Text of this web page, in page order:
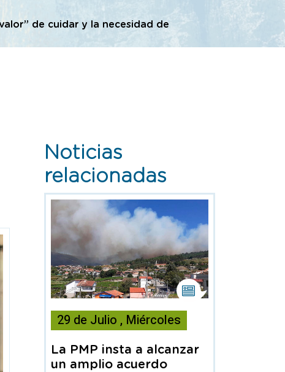
de cuidar y la necesidad de
Noticias
relacionadas
Esta
noticia
contiene
Nota
de
29 de Julio , Miércoles
La PMP insta a alcanzar
un amplio acuerdo